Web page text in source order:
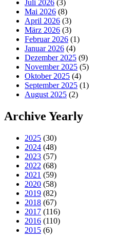
Juli 2026 (3)
Mai 2026 (8)
April 2026 (3)
März 2026 (3)
Februar 2026 (1)
Januar 2026 (4)
Dezember 2025 (9)
November 2025 (5)
Oktober 2025 (4)
September 2025 (1)
August 2025 (2)
Archive Yearly
2025 (30)
2024 (48)
2023 (57)
2022 (68)
2021 (59)
2020 (58)
2019 (82)
2018 (67)
2017 (116)
2016 (110)
2015 (6)